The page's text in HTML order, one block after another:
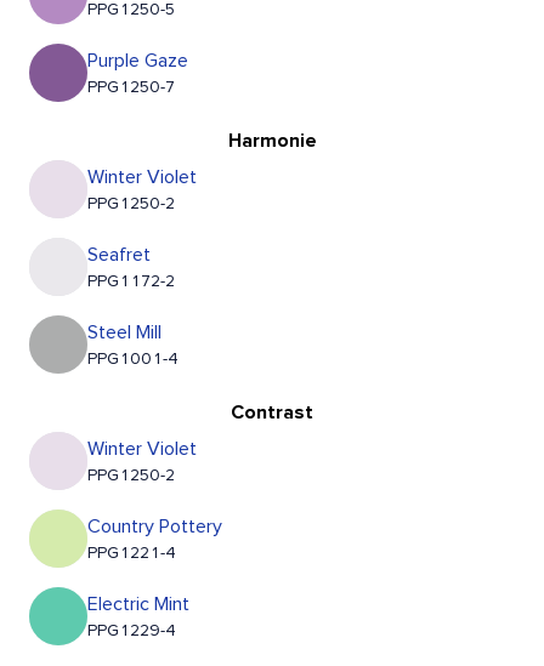
PPG1250-5
Purple Gaze
PPG1250-7
Harmonie
Winter Violet
PPG1250-2
Seafret
PPG1172-2
Steel Mill
PPG1001-4
Contrast
Winter Violet
PPG1250-2
Country Pottery
PPG1221-4
Electric Mint
PPG1229-4